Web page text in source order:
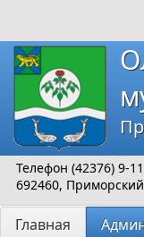
Телефон (42376) 9-
692460,
Главная